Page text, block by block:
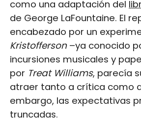
como una adaptación del
de George LaFountaine. El
encabezado por un
Kristofferson–ya conocido
incursiones musicales y
por Treat Williams, parecía
atraer tanto a crítica como
embargo, las expectativas
truncadas.